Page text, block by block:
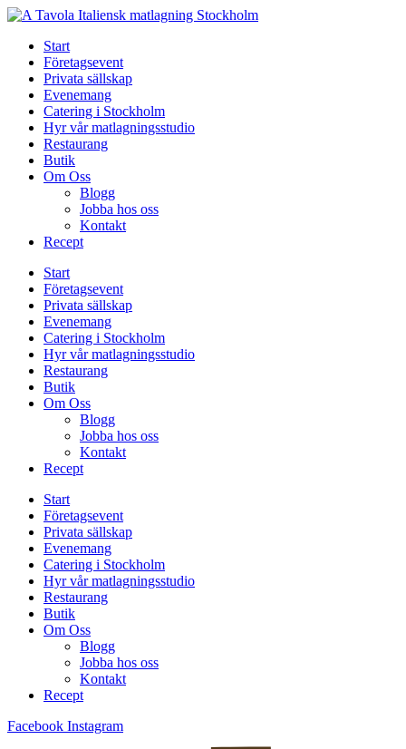
Skip
contentStart
Företagsevent
Privata sällskap
Evenemang
Catering i Stockholm
Hyr vår matlagningsstudio
Restaurang
Butik
Om Oss
Blogg
Jobba hos oss
Kontakt
Recept
Start
Företagsevent
Privata sällskap
Evenemang
Catering i Stockholm
Hyr vår matlagningsstudio
Restaurang
Butik
Om Oss
Blogg
Jobba hos oss
Kontakt
Recept
Start
Företagsevent
Privata sällskap
Evenemang
Catering i Stockholm
Hyr vår matlagningsstudio
Restaurang
Butik
Om Oss
Blogg
Jobba hos oss
Kontakt
Recept
Facebook Instagram